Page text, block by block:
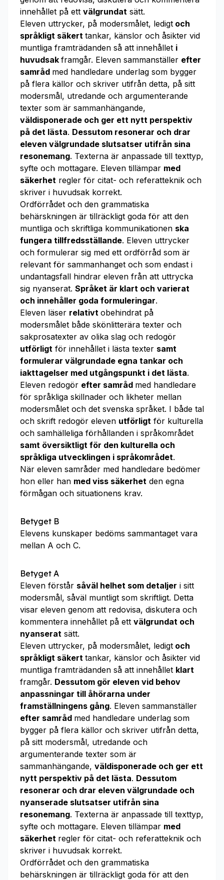
innehållet på ett välgrundat sätt.
Eleven uttrycker, på modersmålet, ledigt och
språkligt säkert tankar, känslor och åsikter vid
muntliga framträdanden så att innehållet i
huvudsak framgår. Eleven sammanställer efter
samråd med handledare underlag som bygger
på flera källor och skriver utifrån detta, på sitt
modersmål, utredande och argumenterande
texter som är sammanhängande,
väldisponerade och ger ett nytt perspektiv
på det lästa. Dessutom resonerar och drar
eleven välgrundade slutsatser utifrån sina
resonemang. Texterna är anpassade till texttyp,
syfte och mottagare. Eleven tillämpar med
säkerhet regler för citat- och referatteknik och
skriver i huvudsak korrekt.
Ordförrådet och den grammatiska
behärskningen är tillräckligt goda för att den
muntliga och skriftliga kommunikationen ska
fungera tillfredsställande. Eleven uttrycker
och formulerar sig med ett ordförråd som är
relevant för sammanhanget och som endast i
undantagsfall hindrar eleven från att uttrycka
sig nyanserat. Språket är klart och varierat
och innehåller goda formuleringar.
Eleven läser relativt obehindrat på
modersmålet både skönlitterära texter och
sakprosatexter av olika slag och redogör
utförligt för innehållet i lästa texter samt
formulerar välgrundade egna tankar och
iakttagelser med utgångspunkt i det lästa.
Eleven redogör efter samråd med handledare
för språkliga skillnader och likheter mellan
modersmålet och det svenska språket. I både tal
och skrift redogör eleven utförligt för kulturella
och samhälleliga förhållanden i språkområdet
samt översiktligt för den kulturella och
språkliga utvecklingen i språkområdet.
När eleven samråder med handledare bedömer
hon eller han med viss säkerhet den egna
förmågan och situationens krav.
Betyget B
Elevens kunskaper bedöms sammantaget vara
mellan A och C.
Betyget A
Eleven förstår såväl helhet som detaljer i sitt
modersmål, såväl muntligt som skriftligt. Detta
visar eleven genom att redovisa, diskutera och
kommentera innehållet på ett välgrundat och
nyanserat sätt.
Eleven uttrycker, på modersmålet, ledigt och
språkligt säkert tankar, känslor och åsikter vid
muntliga framträdanden så att innehållet klart
framgår. Dessutom gör eleven vid behov
anpassningar till åhörarna under
framställningens gång. Eleven sammanställer
efter samråd med handledare underlag som
bygger på flera källor och skriver utifrån detta,
på sitt modersmål, utredande och
argumenterande texter som är
sammanhängande, väldisponerade och ger ett
nytt perspektiv på det lästa. Dessutom
resonerar och drar eleven välgrundade och
nyanserade slutsatser utifrån sina
resonemang. Texterna är anpassade till texttyp,
syfte och mottagare. Eleven tillämpar med
säkerhet regler för citat- och referatteknik och
skriver i huvudsak korrekt.
Ordförrådet och den grammatiska
behärskningen är tillräckligt goda för att den